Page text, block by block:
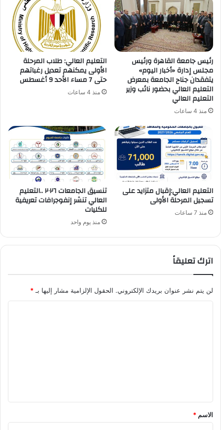
رئيس جامعة القاهرة ورئيس
مجلس إدارة «أخبار اليوم»
يتفقدان جناح الجامعة بمعرض
التعليم العالي بحضور نائب وزير
التعليم العالي
منذ 4 ساعات
التعليم العالي: طلاب المرحلة
الأولى يمكنهم تعديل رغباتهم
حتى 7 مساء الأحد 9 أغسطس
منذ 4 ساعات
التعليم العالي:إقبال متزايد على
تسجيل المرحلة الأولى
منذ 7 ساعات
تنسيق الجامعات ٢٠٢٦ ..التعليم
العالي تنشر إنفوجرافات تعريفية
للكليات
منذ يوم واحد
اترك تعليقاً
لن يتم نشر عنوان بريدك الإلكتروني. الحقول الإلزامية مشار إليها بـ *
*
الاسم *